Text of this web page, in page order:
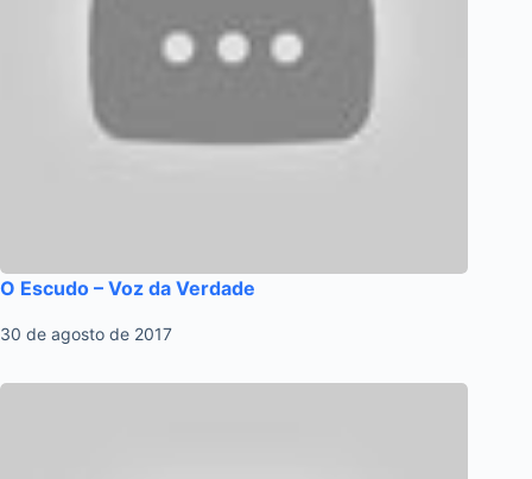
O Escudo – Voz da Verdade
30 de agosto de 2017